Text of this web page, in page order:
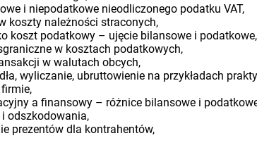
i niepodatkowe nieodliczonego podatku VAT,
koszty należności straconych,
koszt podatkowy – ujęcie bilansowe i podatkowe,
w kosztach podatkowych,
w walutach obcych,
wyliczanie, ubruttowienie na przykładach
a finansowy – różnice bilansowe i
odszkodowania,
prezentów dla kontrahentów,